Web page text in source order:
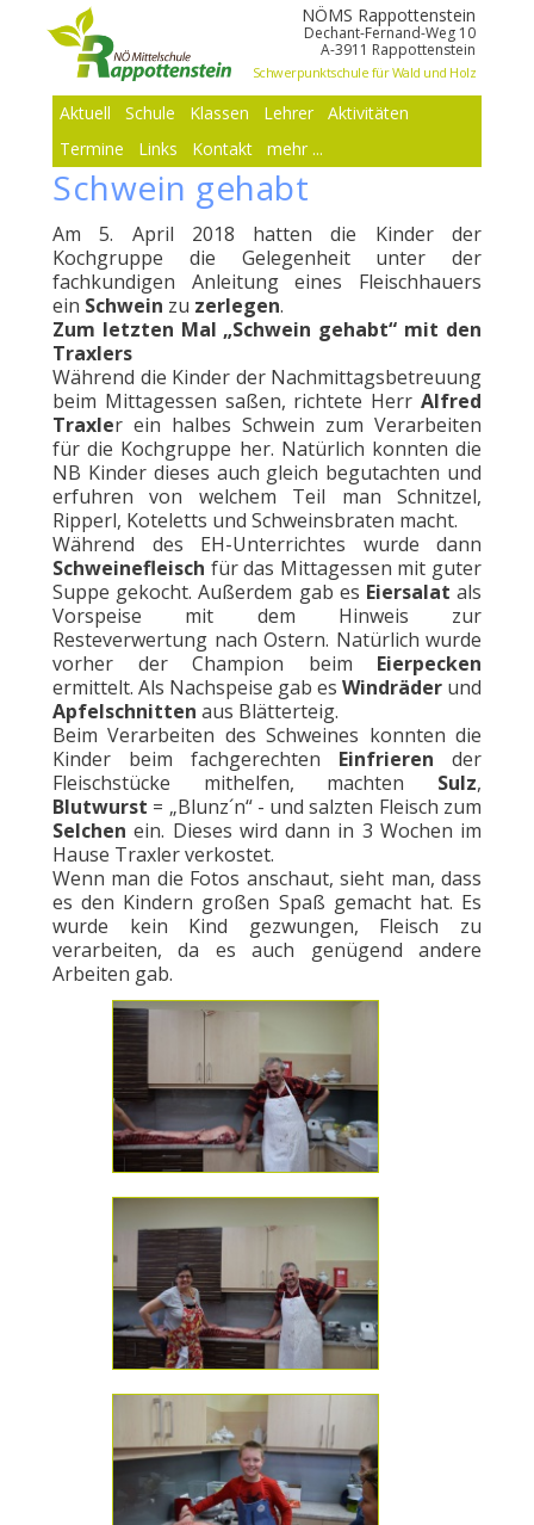
NÖMS Rappottenstein
Dechant-Fernand-Weg 10
A-3911 Rappottenstein
Schwerpunktschule für Wald und Holz
Aktuell Schule Klassen Lehrer
Aktivitäten
Termine
Links Kontakt mehr ...
Schwein gehabt
Am 5. April 2018 hatten die Kinder der
Kochgruppe die Gelegenheit unter der
fachkundigen Anleitung eines Fleischhauers
ein Schwein zu zerlegen.
Zum letzten Mal „Schwein gehabt“ mit den
Traxlers
Während die Kinder der Nachmittagsbetreuung
beim Mittagessen saßen, richtete Herr Alfred
Traxler ein halbes Schwein zum Verarbeiten
für die Kochgruppe her. Natürlich konnten die
NB Kinder dieses auch gleich begutachten und
erfuhren von welchem Teil man Schnitzel,
Ripperl, Koteletts und Schweinsbraten macht.
Während des EH-Unterrichtes wurde dann
Schweinefleisch für das Mittagessen mit guter
Suppe gekocht. Außerdem gab es Eiersalat als
Vorspeise mit dem Hinweis zur
Resteverwertung nach Ostern. Natürlich wurde
vorher der Champion beim Eierpecken
ermittelt. Als Nachspeise gab es Windräder und
Apfelschnitten aus Blätterteig.
Beim Verarbeiten des Schweines konnten die
Kinder beim fachgerechten Einfrieren der
Fleischstücke mithelfen, machten Sulz,
Blutwurst = „Blunz´n“ - und salzten Fleisch zum
Selchen ein. Dieses wird dann in 3 Wochen im
Hause Traxler verkostet.
Wenn man die Fotos anschaut, sieht man, dass
es den Kindern großen Spaß gemacht hat. Es
wurde kein Kind gezwungen, Fleisch zu
verarbeiten, da es auch genügend andere
Arbeiten gab.